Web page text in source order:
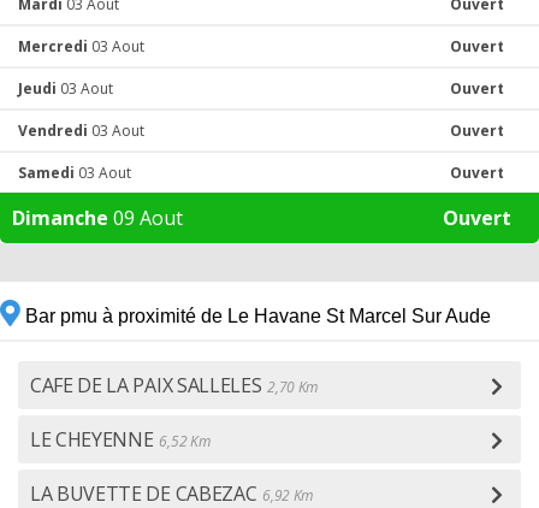
Mardi 03 Aout Ouvert
Mercredi 03 Aout Ouvert
Jeudi 03 Aout Ouvert
Vendredi 03 Aout Ouvert
Samedi 03 Aout Ouvert
Dimanche 09 Aout Ouvert
Bar pmu à proximité de Le Havane St Marcel Sur Aude
CAFE DE LA PAIX SALLELES 2,70 Km
LE CHEYENNE 6,52 Km
LA BUVETTE DE CABEZAC 6,92 Km